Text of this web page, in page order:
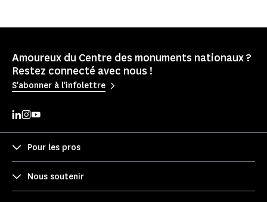
Amoureux du Centre des monuments nationaux ?
Restez connecté avec nous !
S'abonner à l'infolettre
Pour les pros
Nous soutenir